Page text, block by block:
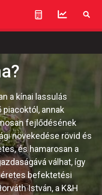
a kínai lassulás
annak
fejlődésének
növekedése rövid és
és hamarosan a
válhat, így
befektetési
István, a K&H